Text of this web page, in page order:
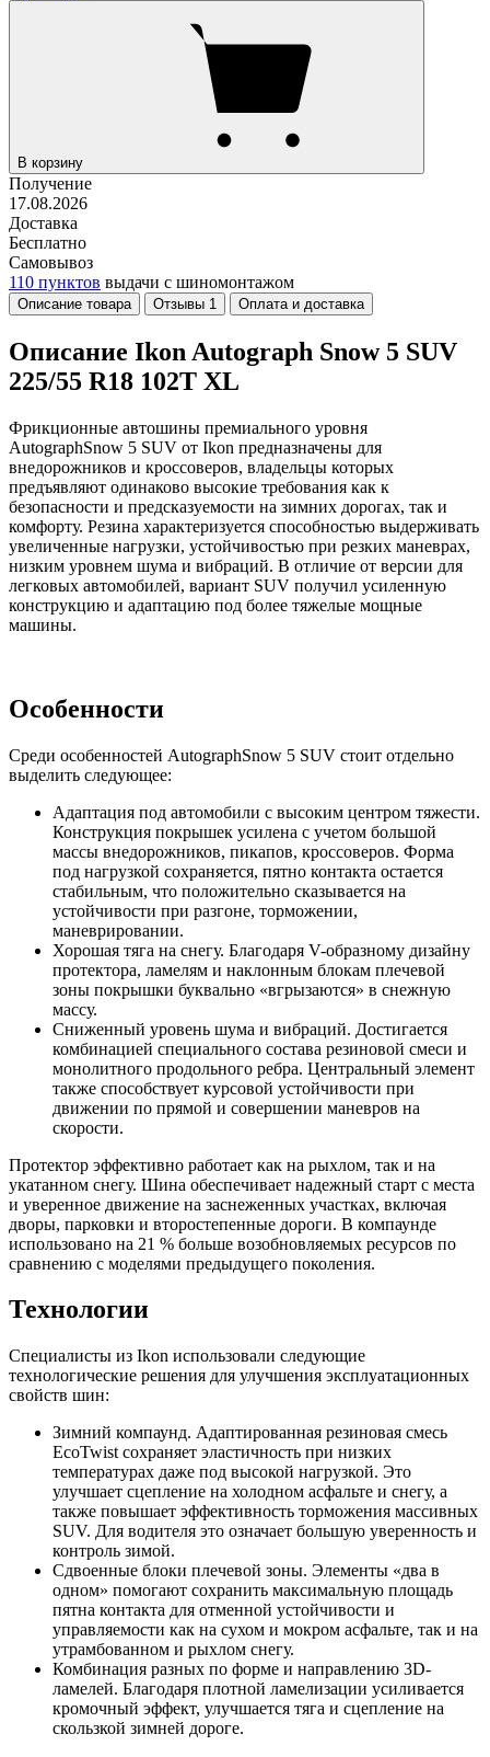
В корзину
Получение
17.08.2026
Доставка
Бесплатно
Самовывоз
110 пунктов выдачи с шиномонтажом
Описание товара Отзывы 1 Оплата и доставка
Описание Ikon Autograph Snow 5 SUV
225/55 R18 102T XL
Фрикционные автошины премиального уровня
AutographSnow 5 SUV от Ikon предназначены для
внедорожников и кроссоверов, владельцы которых
предъявляют одинаково высокие требования как к
безопасности и предсказуемости на зимних дорогах, так и
комфорту. Резина характеризуется способностью выдерживать
увеличенные нагрузки, устойчивостью при резких маневрах,
низким уровнем шума и вибраций. В отличие от версии для
легковых автомобилей, вариант SUV получил усиленную
конструкцию и адаптацию под более тяжелые мощные
машины.
Особенности
Среди особенностей AutographSnow 5 SUV стоит отдельно
выделить следующее:
Адаптация под автомобили с высоким центром тяжести.
Конструкция покрышек усилена с учетом большой
массы внедорожников, пикапов, кроссоверов. Форма
под нагрузкой сохраняется, пятно контакта остается
стабильным, что положительно сказывается на
устойчивости при разгоне, торможении,
маневрировании.
Хорошая тяга на снегу. Благодаря V-образному дизайну
протектора, ламелям и наклонным блокам плечевой
зоны покрышки буквально «вгрызаются» в снежную
массу.
Сниженный уровень шума и вибраций. Достигается
комбинацией специального состава резиновой смеси и
монолитного продольного ребра. Центральный элемент
также способствует курсовой устойчивости при
движении по прямой и совершении маневров на
скорости.
Протектор эффективно работает как на рыхлом, так и на
укатанном снегу. Шина обеспечивает надежный старт с места
и уверенное движение на заснеженных участках, включая
дворы, парковки и второстепенные дороги. В компаунде
использовано на 21 % больше возобновляемых ресурсов по
сравнению с моделями предыдущего поколения.
Технологии
Специалисты из Ikon использовали следующие
технологические решения для улучшения эксплуатационных
свойств шин:
Зимний компаунд. Адаптированная резиновая смесь
EcoTwist сохраняет эластичность при низких
температурах даже под высокой нагрузкой. Это
улучшает сцепление на холодном асфальте и снегу, а
также повышает эффективность торможения массивных
SUV. Для водителя это означает большую уверенность и
контроль зимой.
Сдвоенные блоки плечевой зоны. Элементы «два в
одном» помогают сохранить максимальную площадь
пятна контакта для отменной устойчивости и
управляемости как на сухом и мокром асфальте, так и на
утрамбованном и рыхлом снегу.
Комбинация разных по форме и направлению 3D-
ламелей. Благодаря плотной ламелизации усиливается
кромочный эффект, улучшается тяга и сцепление на
скользкой зимней дороге.